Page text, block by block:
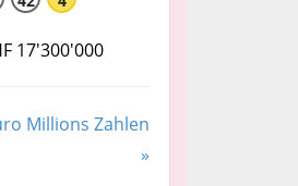
17'300'000
Millions Zahlen
»